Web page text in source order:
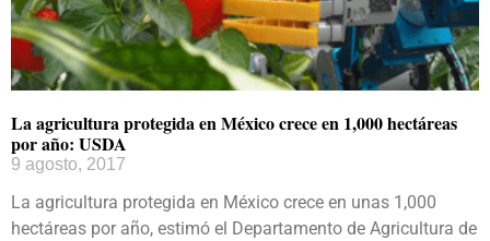
La agricultura protegida en México crece en 1,000 hectáreas
por año: USDA
9 agosto, 2017
La agricultura protegida en México crece en unas 1,000
hectáreas por año, estimó el Departamento de Agricultura de